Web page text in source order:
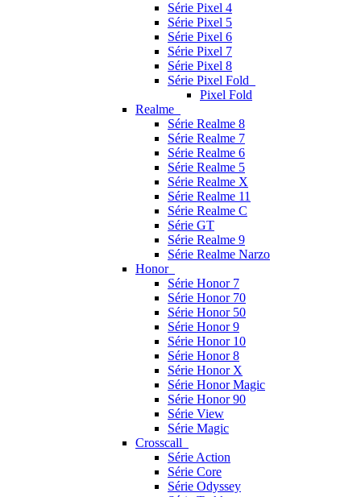
Série Pixel 4
Série Pixel 5
Série Pixel 6
Série Pixel 7
Série Pixel 8
Série Pixel Fold
Pixel Fold
Realme
Série Realme 8
Série Realme 7
Série Realme 6
Série Realme 5
Série Realme X
Série Realme 11
Série Realme C
Série GT
Série Realme 9
Série Realme Narzo
Honor
Série Honor 7
Série Honor 70
Série Honor 50
Série Honor 9
Série Honor 10
Série Honor 8
Série Honor X
Série Honor Magic
Série Honor 90
Série View
Série Magic
Crosscall
Série Action
Série Core
Série Odyssey